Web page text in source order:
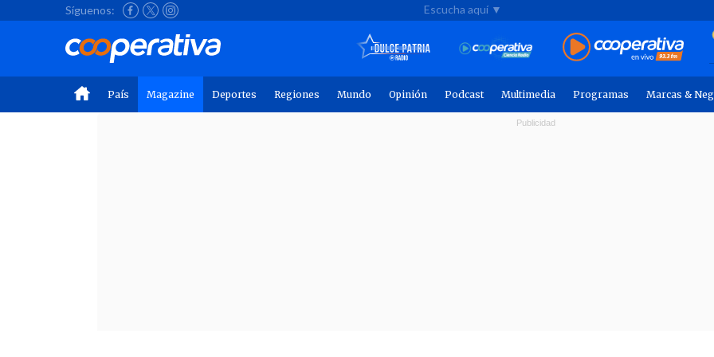
Síguenos: Escucha aquí ▼
País Magazine Deportes Regiones Mundo Opinión Podcast Multimedia Programas Marcas &